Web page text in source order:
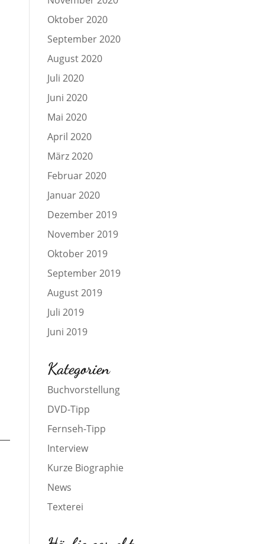
Oktober 2020
September 2020
August 2020
Juli 2020
Juni 2020
Mai 2020
April 2020
März 2020
Februar 2020
Januar 2020
Dezember 2019
November 2019
Oktober 2019
September 2019
August 2019
Juli 2019
Juni 2019
Kategorien
Buchvorstellung
DVD-Tipp
Fernseh-Tipp
Interview
Kurze Biographie
News
Texterei